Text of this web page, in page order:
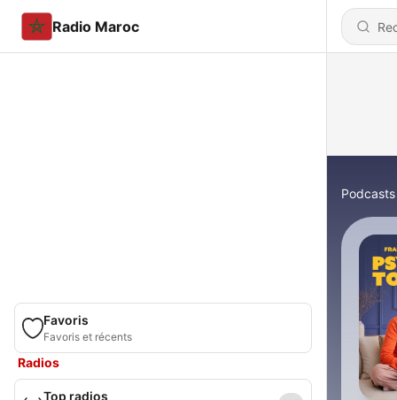
Radio Maroc
Favoris
Favoris et récents
Radios
Top radios
Podcasts